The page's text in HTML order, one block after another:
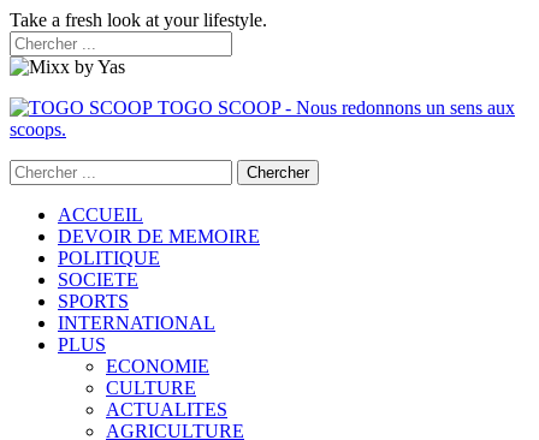
Take a fresh look at your lifestyle.
TOGO SCOOP - Nous redonnons un sens aux
scoops.
ACCUEIL
DEVOIR DE MEMOIRE
POLITIQUE
SOCIETE
SPORTS
INTERNATIONAL
PLUS
ECONOMIE
CULTURE
ACTUALITES
AGRICULTURE